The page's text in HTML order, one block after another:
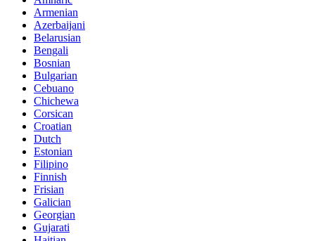
Armenian
Azerbaijani
Belarusian
Bengali
Bosnian
Bulgarian
Cebuano
Chichewa
Corsican
Croatian
Dutch
Estonian
Filipino
Finnish
Frisian
Galician
Georgian
Gujarati